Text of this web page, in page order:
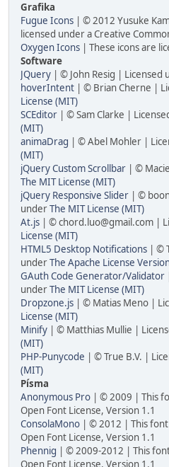
Grafika
Fugue Icons | © 2012 Yusuke
licensed under a Creative
Oxygen Icons | These icons are
Software
JQuery | © John Resig | Licensed
hoverIntent | © Brian Cherne |
License (MIT)
SCEditor | © Sam Clarke |
(MIT)
animaDrag | © Abel Mohler |
(MIT)
jQuery Custom Scrollbar | ©
The MIT License (MIT)
jQuery Responsive Slider | ©
underThe MIT License (MIT)
At.js | © chord.luo@gmail.com |
License (MIT)
HTML5 Desktop Notifications | ©
underThe Apache License
GAuth Code Generator/Validator
underThe MIT License (MIT)
Dropzone.js | © Matias Meno |
License (MIT)
Minify | © Matthias Mullie |
(MIT)
PHP-Punycode | © True B.V. |
(MIT)
Písma
Anonymous Pro | © 2009 | This
Open Font License, Version 1.1
ConsolaMono | © 2012 | This
Open Font License, Version 1.1
Phennig | © 2009-2012 | This
Open Font License, Version 1.1